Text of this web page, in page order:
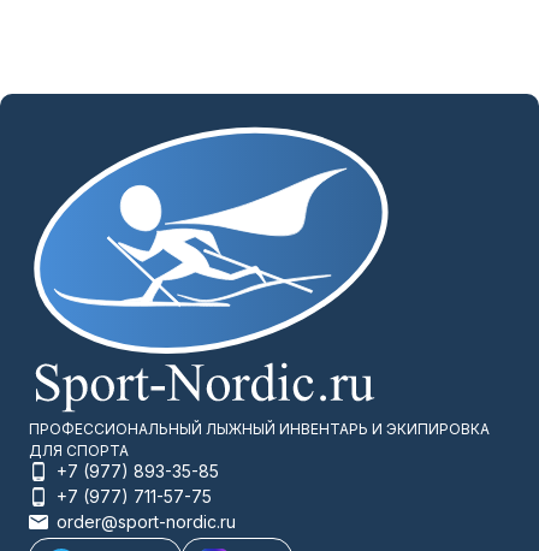
ПРОФЕССИОНАЛЬНЫЙ ЛЫЖНЫЙ ИНВЕНТАРЬ И ЭКИПИРОВКА
ДЛЯ СПОРТА
+7 (977) 893-35-85
+7 (977) 711-57-75
order@sport-nordic.ru